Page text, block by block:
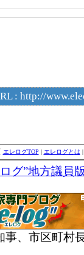
: http://
エレログTOP | エレログとは
グ”地方議員
事、市区町村